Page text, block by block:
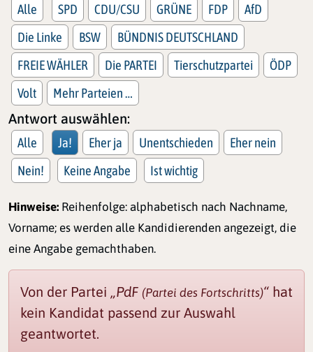
Alle SPD CDU/CSU GRÜNE FDP
AfD
Die Linke
BSW
BÜNDNIS DEUTSCHLAND
FREIE WÄHLER
Die PARTEI Tierschutzpartei
ÖDP
Volt
Mehr Parteien …
Antwort auswählen:
Alle Ja! Eher ja Unentschieden
Eher nein
Nein!
Keine Angabe Ist wichtig
Hinweise: Reihenfolge: alphabetisch nach Nachname,
Vorname; es werden alle Kandidierenden angezeigt, die
eine Angabe gemachthaben.
Von der Partei „PdF (Partei des Fortschritts)“ hat
kein Kandidat passend zur Auswahl
geantwortet.